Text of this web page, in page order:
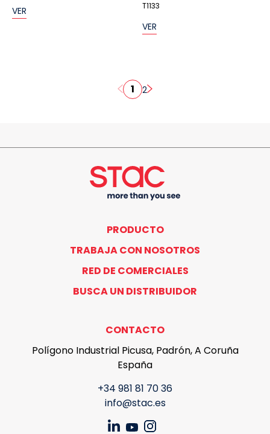
VER T1133
VER
1 2
PRODUCTO
TRABAJA CON NOSOTROS
RED DE COMERCIALES
BUSCA UN DISTRIBUIDOR
CONTACTO
Polígono Industrial Picusa, Padrón, A Coruña
España
+34 981 81 70 36
info@stac.es